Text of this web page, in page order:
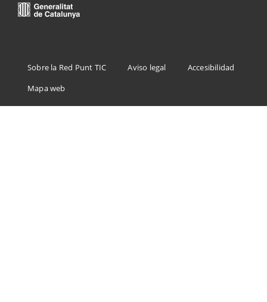
Menu
Footer
Sobre la Red Punt TIC Aviso legal
Accesibilidad
Mapa web